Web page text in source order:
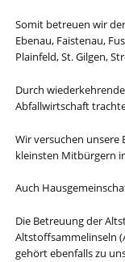
Somit betreuen wir
Ebenau, Faistenau,
Plainfeld, St. Gilgen,
Durch
Abfallwirtschaft
Wir versuchen unsere
kleinsten Mitbürgern
Auch
Die Betreuung der
Altstoffsammelinseln
gehört ebenfalls zu